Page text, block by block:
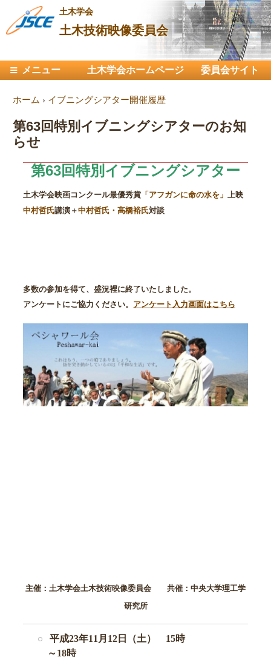
メ
イ
ン
ン
ン
に
動
土木学会
土木技術映像委員会
メニュー
メインメニュー土木学会ホームページ 委員会サイト
現在地
ホーム › イブニングシアター開催履歴
第63回特別イブニングシアターのお知
らせ
第63回特別イブニングシアター
土木学会映画コンクール最優秀賞 「アフガンに命の水を」
上映
中村哲氏講演＋中村哲氏・高橋裕氏対談
多数の参加を得て、盛況裡に終了いたしました。
アンケートにご協力ください。 アンケート入力画面はこちら
主催：土木学会土木技術映像委員会 共催：中央大学理工学
研究所
平成23年11月12日（土） 15時
～18時